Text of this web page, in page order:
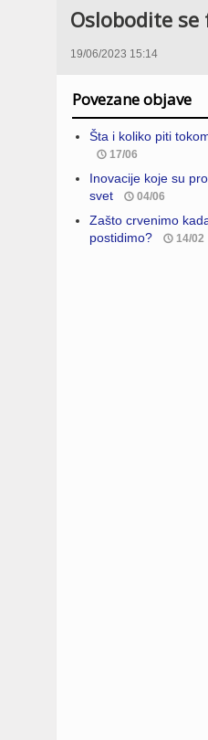
Oslobodite se
19/06/2023 15:14
Povezane objave
Šta i koliko piti
17/06
Inovacije koje su
svet
04/06
Zašto crvenimo
postidimo?
14/02